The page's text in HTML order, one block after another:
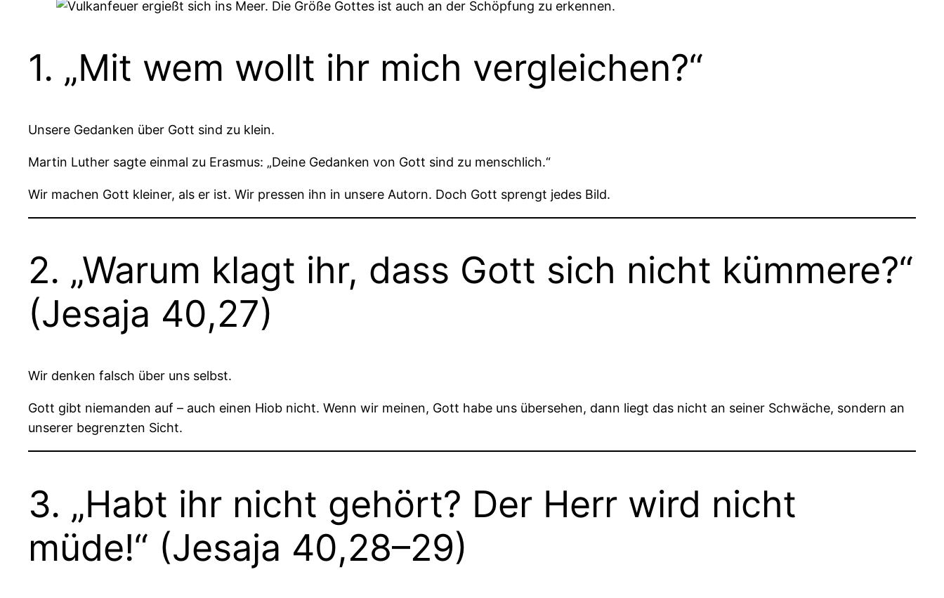
1. „Mit wem wollt ihr mich vergleichen?“
Unsere Gedanken über Gott sind zu klein.
Martin Luther sagte einmal zu Erasmus: „Deine Gedanken von Gott sind zu menschlich.“
Wir machen Gott kleiner, als er ist. Wir pressen ihn in unsere Autorn. Doch Gott sprengt jedes Bild.
2. „Warum klagt ihr, dass Gott sich nicht kümmere?“
(Jesaja 40,27)
Wir denken falsch über uns selbst.
Gott gibt niemanden auf – auch einen Hiob nicht. Wenn wir meinen, Gott habe uns übersehen, dann liegt das nicht an seiner Schwäche, sondern an
unserer begrenzten Sicht.
3. „Habt ihr nicht gehört? Der Herr wird nicht
müde!“ (Jesaja 40,28–29)